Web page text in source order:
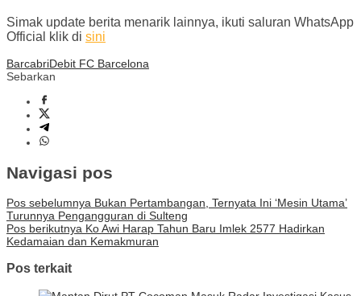
Simak update berita menarik lainnya, ikuti saluran WhatsApp
Official klik di sini
BarcabriDebit FC Barcelona
Sebarkan
Navigasi pos
Pos sebelumnya Bukan Pertambangan, Ternyata Ini ‘Mesin Utama’
Turunnya Pengangguran di Sulteng
Pos berikutnya Ko Awi Harap Tahun Baru Imlek 2577 Hadirkan
Kedamaian dan Kemakmuran
Pos terkait